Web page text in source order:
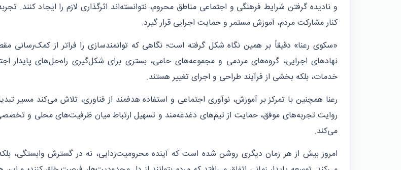
و نادیده گرفتن شرایط فرهنگی و اجتماعی مناطق محروم، نتوانسته‌اند اثرگذاری لازم را ایجاد
کنار مشارکت مردم، آموزش مستمر و حمایت اجرایی قرار گیرد.
«سکوی رعنا» دقیقاً بر همین نگاه شکل گرفته است؛ نگاهی که توانمندسازی را فراتر از کمک‌رسانی
نهادهای اجرایی، گروه‌های مردمی و مجموعه‌های حامی، بستری برای شکل‌گیری راه‌حل‌های پایدار
خدمات، بلکه بخشی از فرآیند طراحی و اجرای تغییر هستند.
رعنا همچنین با تمرکز بر آموزش، نوآوری اجتماعی و استفاده هدفمند از فناوری، تلاش می‌کند مسیر
روایت تجربه‌های موفق، حمایت از تیم‌های دغدغه‌مند و تسهیل ارتباط میان ظرفیت‌های محلی و
می‌کند.
امروز بیش از هر زمان دیگری روشن شده است که آینده محرومیت‌زدایی، نه در گسترش وابستگی،